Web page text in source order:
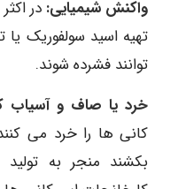
واکنش شیمیایی: در
تهیه اسید سولفوریک
توانند فشرده شوند.
خرد یا صاف و آسیاب
کانی ها را خرد می
بکشند منجر به